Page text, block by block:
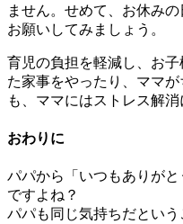
ません。せめて、お休み
お願いしてみましょう。
育児の負担を軽減し、お
た家事をやったり、ママ
も、ママにはストレス解
おわりに
パパから「いつもありが
ですよね？
パパも同じ気持ちだとい